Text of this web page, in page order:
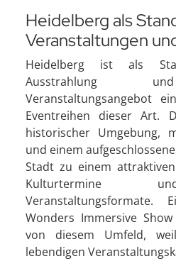
Heidelberg als
Veranstaltungen
Heidelberg ist als
Ausstrahlung
Veranstaltungsangebot
Eventreihen dieser Art.
historischer Umgebung,
und einem
Stadt zu einem
Kulturtermine
Veranstaltungsformate.
Wonders Immersive
von diesem Umfeld,
lebendigen